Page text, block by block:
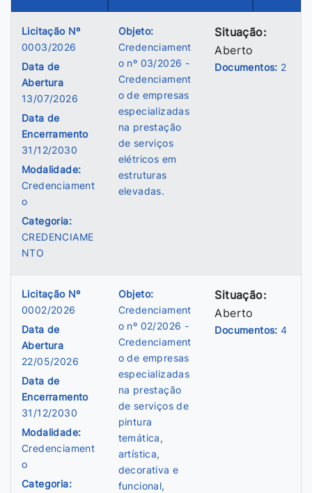
Licitação Nº
0003/2026
Data de
Abertura
13/07/2026
Data de
Encerramento
31/12/2030
Modalidade:
Credenciament
o
Categoria:
CREDENCIAME
NTO
Objeto:
Credenciament
o nº 03/2026 -
Credenciament
o de empresas
especializadas
na prestação
de serviços
elétricos em
estruturas
elevadas.
Situação:
Aberto
Documentos: 2
Licitação Nº
0002/2026
Data de
Abertura
22/05/2026
Data de
Encerramento
31/12/2030
Modalidade:
Credenciament
o
Categoria:
Objeto:
Credenciament
o nº 02/2026 -
Credenciament
o de empresas
especializadas
na prestação
de serviços de
pintura
temática,
artística,
decorativa e
funcional,
Situação:
Aberto
Documentos:4